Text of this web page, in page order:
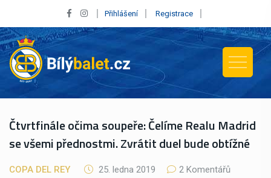
Přihlášení Registrace
Čtvrtfinále očima soupeře: Čelíme Realu Madrid
se všemi přednostmi. Zvrátit duel bude obtížné
COPA DEL REY 25. ledna 2019
2 Komentářů